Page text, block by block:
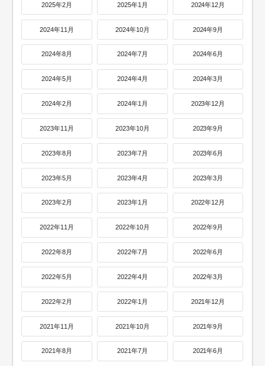
2025年2月 2025年1月 2024年12月
2024年11月 2024年10月 2024年9月
2024年8月 2024年7月 2024年6月
2024年5月 2024年4月 2024年3月
2024年2月 2024年1月 2023年12月
2023年11月 2023年10月 2023年9月
2023年8月 2023年7月 2023年6月
2023年5月 2023年4月 2023年3月
2023年2月 2023年1月 2022年12月
2022年11月 2022年10月 2022年9月
2022年8月 2022年7月 2022年6月
2022年5月 2022年4月 2022年3月
2022年2月 2022年1月 2021年12月
2021年11月 2021年10月 2021年9月
2021年8月 2021年7月 2021年6月